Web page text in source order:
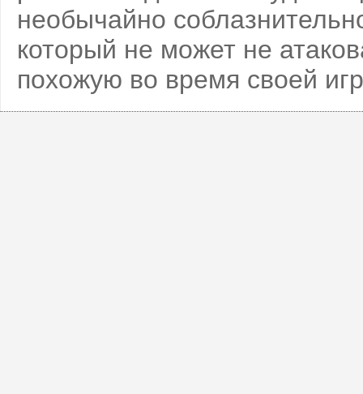
необычайно
который не может не
похожую во время своей